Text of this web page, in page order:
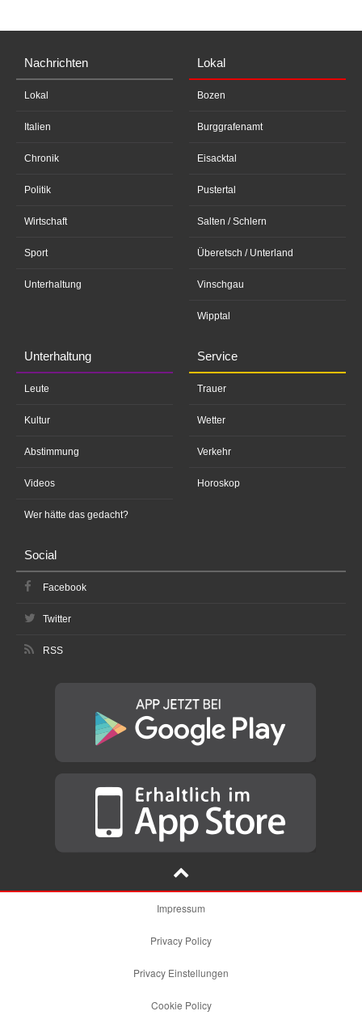
Nachrichten
Lokal
Italien
Chronik
Politik
Wirtschaft
Sport
Unterhaltung
Lokal
Bozen
Burggrafenamt
Eisacktal
Pustertal
Salten / Schlern
Überetsch / Unterland
Vinschgau
Wipptal
Unterhaltung
Leute
Kultur
Abstimmung
Videos
Wer hätte das gedacht?
Service
Trauer
Wetter
Verkehr
Horoskop
Social
Facebook
Twitter
RSS
Impressum
Privacy Policy
Privacy Einstellungen
Cookie Policy